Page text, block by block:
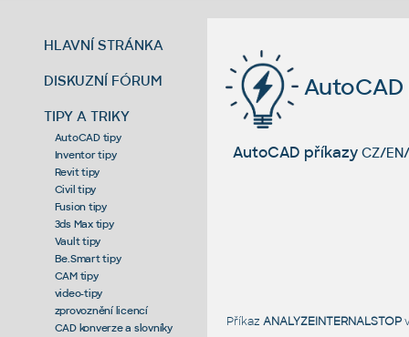
HLAVNÍ STRÁNKA
DISKUZNÍ FÓRUM
TIPY A TRIKY
AutoCAD tipy
Inventor tipy
Revit tipy
Civil tipy
Fusion tipy
3ds Max tipy
Vault tipy
Be.Smart tipy
CAM tipy
video-tipy
zprovoznění licencí
CAD konverze a slovníky
AutoCAD
AutoCAD příkazy CZ/
Příkaz ANALYZEINTERNALSTOP